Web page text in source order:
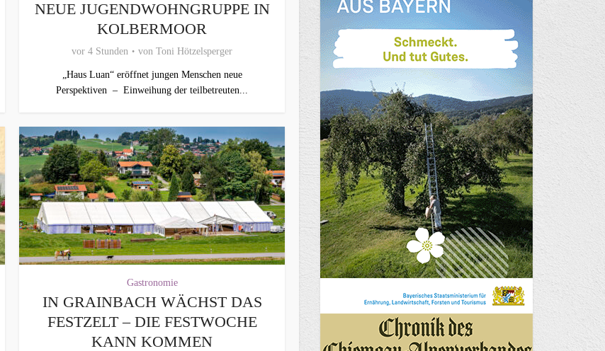
NEUE JUGENDWOHNGRUPPE IN
KOLBERMOOR
vor 4 Stunden von Toni Hötzelsperger
„Haus Luan“ eröffnet jungen Menschen neue
Perspektiven – Einweihung der teilbetreuten...
Gastronomie
IN GRAINBACH WÄCHST DAS
FESTZELT – DIE FESTWOCHE
KANN KOMMEN